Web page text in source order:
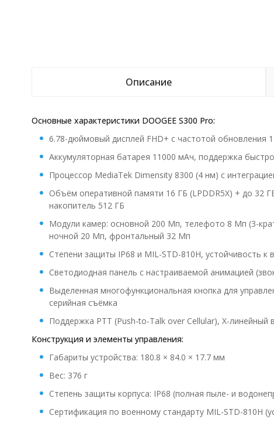
Описание
Основные характеристики DOOGEE S300 Pro:
6.78-дюймовый дисплей FHD+ с частотой обновления
Аккумуляторная батарея 11000 мАч, поддержка
Процессор MediaTek Dimensity 8300 (4 нм) с
Объём оперативной памяти 16 ГБ (LPDDR5X) + до 32
накопитель 512 ГБ
Модули камер: основной 200 Мп, телефото 8 Мп (3-
ночной 20 Мп, фронтальный 32 Мп
Степени защиты IP68 и MIL-STD-810H, устойчивость к
Светодиодная панель с настраиваемой анимацией
Выделенная многофункциональная кнопка для
серийная съёмка
Поддержка PTT (Push-to-Talk over Cellular), X-линейный
Конструкция и элементы управления:
Габариты устройства: 180.8 × 84.0 × 17.7 мм
Вес: 376 г
Степень защиты корпуса: IP68 (полная пыле- и
Сертификация по военному стандарту MIL-STD-810H